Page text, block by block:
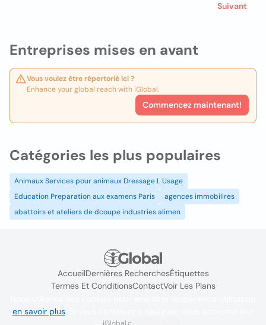
Entreprises mises en avant
Vous voulez être répertorié ici ?
Enhance your global reach with iGlobal.
Commencez maintenant!
Suivant
Catégories les plus populaires
Animaux Services pour animaux Dressage L Usage
Education Preparation aux examens Paris
agences immobilires
abattoirs et ateliers de dcoupe industries alimen
AccueilDernières RecherchesÉtiquettes
Termes Et ConditionsContactVoir Les Plans
iGlobal.co @ 2024
en savoir plus. Si vous continuez à naviguer, vous acceptez leur